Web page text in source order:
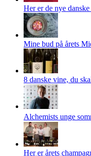
Her er de nye
Mine bud på årets
8 danske vine, du
Alchemists unge
Her er årets